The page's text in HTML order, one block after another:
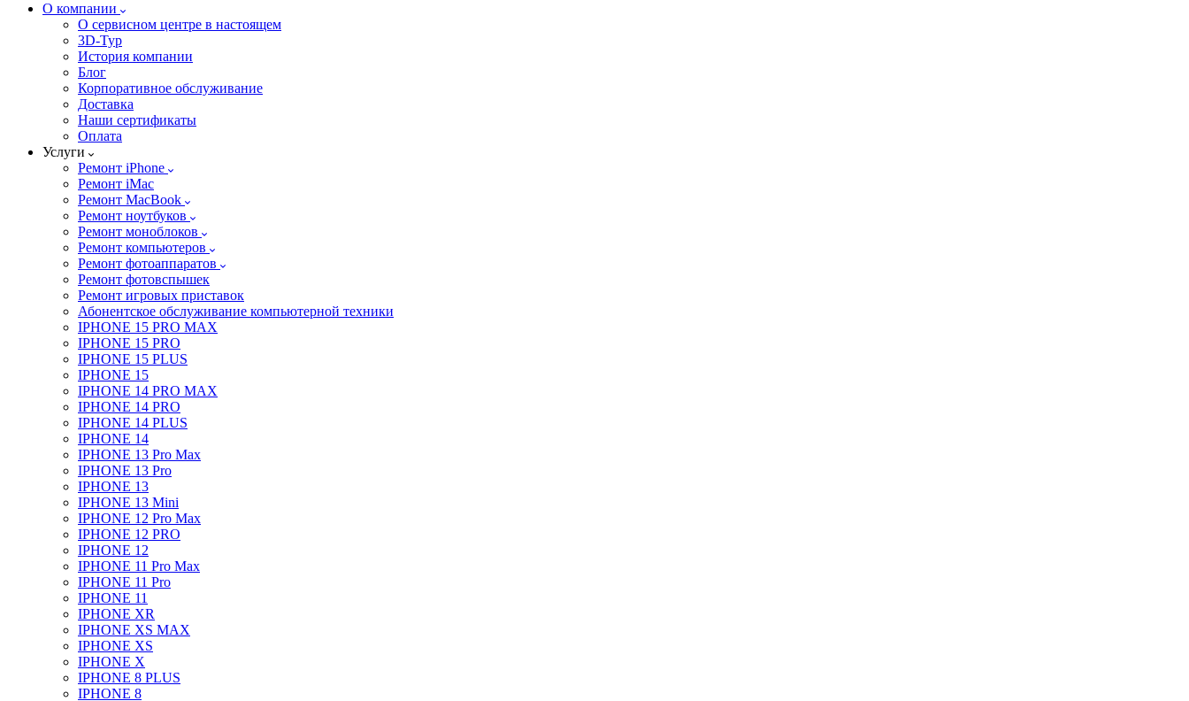
О компании
О сервисном центре в настоящем
3D-Тур
История компании
Блог
Корпоративное обслуживание
Доставка
Наши сертификаты
Оплата
Услуги
Ремонт iPhone
Ремонт iMac
Ремонт MacBook
Ремонт ноутбуков
Ремонт моноблоков
Ремонт компьютеров
Ремонт фотоаппаратов
Ремонт фотовспышек
Ремонт игровых приставок
Абонентское обслуживание компьютерной техники
IPHONE 15 PRO MAX
IPHONE 15 PRO
IPHONE 15 PLUS
IPHONE 15
IPHONE 14 PRO MAX
IPHONE 14 PRO
IPHONE 14 PLUS
IPHONE 14
IPHONE 13 Pro Max
IPHONE 13 Pro
IPHONE 13
IPHONE 13 Mini
IPHONE 12 Pro Max
IPHONE 12 PRO
IPHONE 12
IPHONE 11 Pro Max
IPHONE 11 Pro
IPHONE 11
IPHONE XR
IPHONE XS MAX
IPHONE XS
IPHONE X
IPHONE 8 PLUS
IPHONE 8